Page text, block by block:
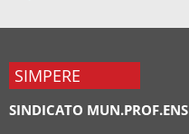
SIMPERE
SINDICATO